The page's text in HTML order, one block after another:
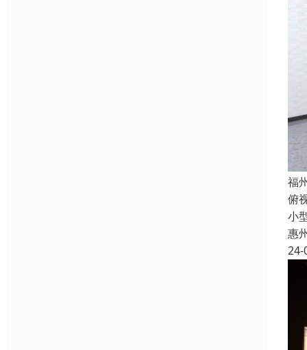
福
俯
小
惠
24-